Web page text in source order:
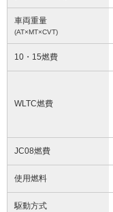
車両重量
(AT×MT×CVT)
10・15燃費
WLTC燃費
JC08燃費
使用燃料
駆動方式